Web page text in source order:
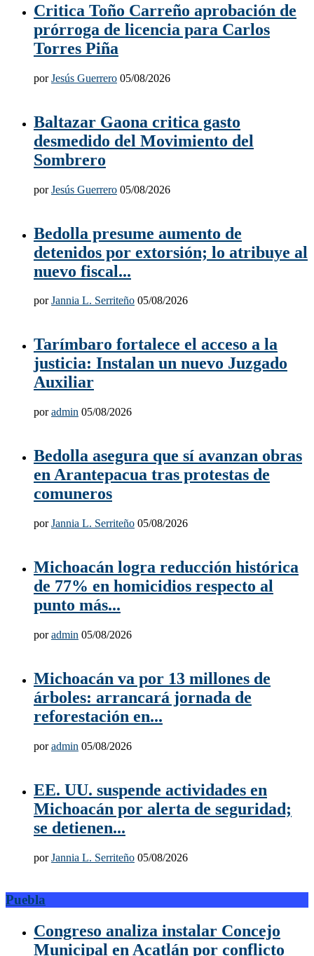
Critica Toño Carreño aprobación de
prórroga de licencia para Carlos
Torres Piña
porJesús Guerrero 05/08/2026
Baltazar Gaona critica gasto
desmedido del Movimiento del
Sombrero
porJesús Guerrero 05/08/2026
Bedolla presume aumento de
detenidos por extorsión; lo atribuye al
nuevo fiscal...
porJannia L. Serriteño 05/08/2026
Tarímbaro fortalece el acceso a la
justicia: Instalan un nuevo Juzgado
Auxiliar
poradmin 05/08/2026
Bedolla asegura que sí avanzan obras
en Arantepacua tras protestas de
comuneros
porJannia L. Serriteño 05/08/2026
Michoacán logra reducción histórica
de 77% en homicidios respecto al
punto más...
poradmin 05/08/2026
Michoacán va por 13 millones de
árboles: arrancará jornada de
reforestación en...
poradmin 05/08/2026
EE. UU. suspende actividades en
Michoacán por alerta de seguridad;
se detienen...
porJannia L. Serriteño 05/08/2026
Puebla
Congreso analiza instalar Concejo
Municipal en Acatlán por conflicto